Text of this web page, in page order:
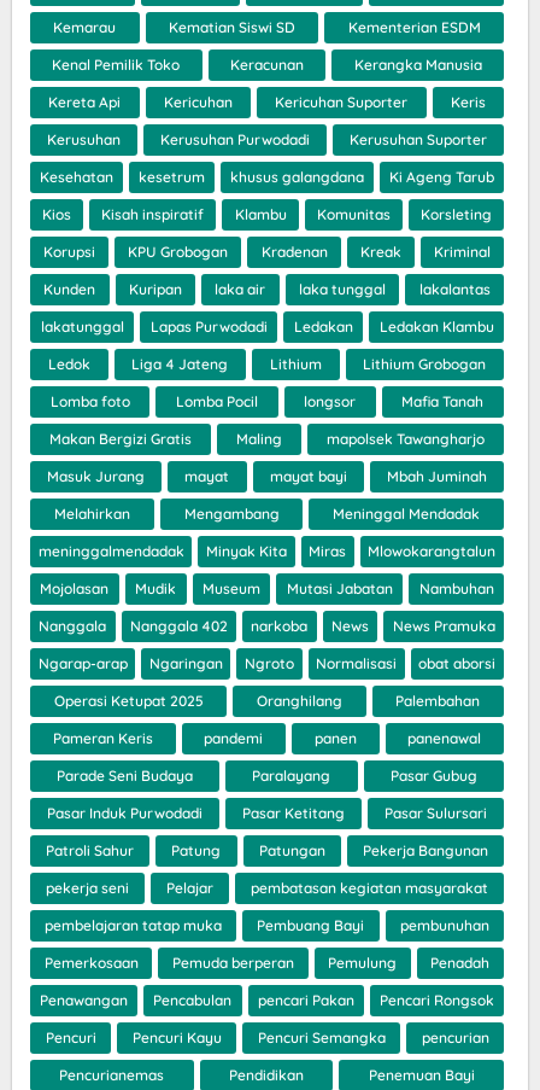
Kemarau Kematian Siswi SD Kementerian ESDM
Kenal Pemilik Toko Keracunan Kerangka Manusia
Kereta Api Kericuhan Kericuhan Suporter Keris
Kerusuhan Kerusuhan Purwodadi Kerusuhan Suporter
Kesehatan kesetrum khusus galangdana Ki Ageng Tarub
Kios Kisah inspiratif Klambu Komunitas Korsleting
Korupsi KPU Grobogan Kradenan Kreak Kriminal
Kunden Kuripan laka air laka tunggal lakalantas
lakatunggal Lapas Purwodadi Ledakan Ledakan Klambu
Ledok Liga 4 Jateng Lithium Lithium Grobogan
Lomba foto Lomba Pocil longsor Mafia Tanah
Makan Bergizi Gratis Maling mapolsek Tawangharjo
Masuk Jurang mayat mayat bayi Mbah Juminah
Melahirkan Mengambang Meninggal Mendadak
meninggalmendadak Minyak Kita Miras Mlowokarangtalun
Mojolasan Mudik Museum Mutasi Jabatan Nambuhan
Nanggala Nanggala 402 narkoba News News Pramuka
Ngarap-arap Ngaringan Ngroto Normalisasi obat aborsi
Operasi Ketupat 2025 Oranghilang Palembahan
Pameran Keris pandemi panen panenawal
Parade Seni Budaya Paralayang Pasar Gubug
Pasar Induk Purwodadi Pasar Ketitang Pasar Sulursari
Patroli Sahur Patung Patungan Pekerja Bangunan
pekerja seni Pelajar pembatasan kegiatan masyarakat
pembelajaran tatap muka Pembuang Bayi pembunuhan
Pemerkosaan Pemuda berperan Pemulung Penadah
Penawangan Pencabulan pencari Pakan Pencari Rongsok
Pencuri Pencuri Kayu Pencuri Semangka pencurian
Pencurianemas Pendidikan Penemuan Bayi